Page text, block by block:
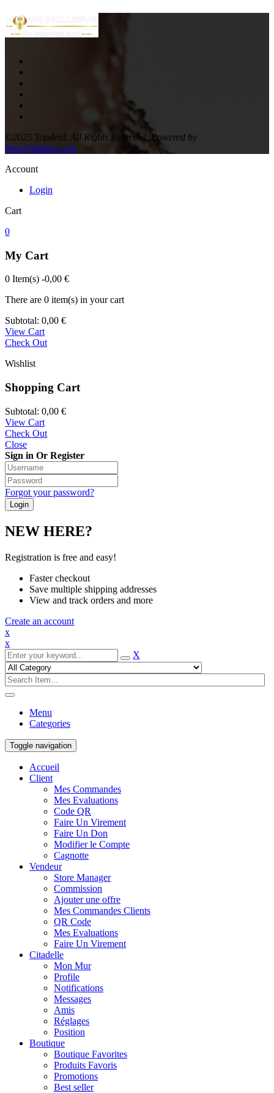
©2025 Topdeal. All Rights Reserved. Powered by
SmartAddons.com
Account
Login
Cart
0
My Cart
0 Item(s) -0,00 €
There are 0 item(s) in your cart
Subtotal: 0,00 €
View Cart
Check Out
Wishlist
Shopping Cart
Subtotal: 0,00 €
View Cart
Check Out
Close
Sign in Or Register
Forgot your password?
NEW HERE?
Registration is free and easy!
Faster checkout
Save multiple shipping addresses
View and track orders and more
Create an account
x
x
X
Menu
Categories
Toggle navigation
Accueil
Client
Mes Commandes
Mes Evaluations
Code QR
Faire Un Virement
Faire Un Don
Modifier le Compte
Cagnotte
Vendeur
Store Manager
Commission
Ajouter une offre
Mes Commandes Clients
QR Code
Mes Evaluations
Faire Un Virement
Citadelle
Mon Mur
Profile
Notifications
Messages
Amis
Réglages
Position
Boutique
Boutique Favorites
Produits Favoris
Promotions
Best seller